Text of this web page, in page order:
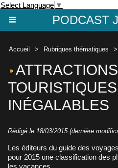
Select Language ▼
PODCAST
Accueil > Rubriques thématiques >
ATTRACTIONS
TOURISTIQUES
INÉGALABLES
Rédigé le 18/03/2015 (dernière
Les éditeurs du guide des
pour 2015 une classification des
les vacances.